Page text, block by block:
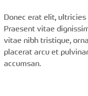
Donec erat elit,
Praesent vitae
vitae nibh tristique,
placerat arcu et
accumsan.